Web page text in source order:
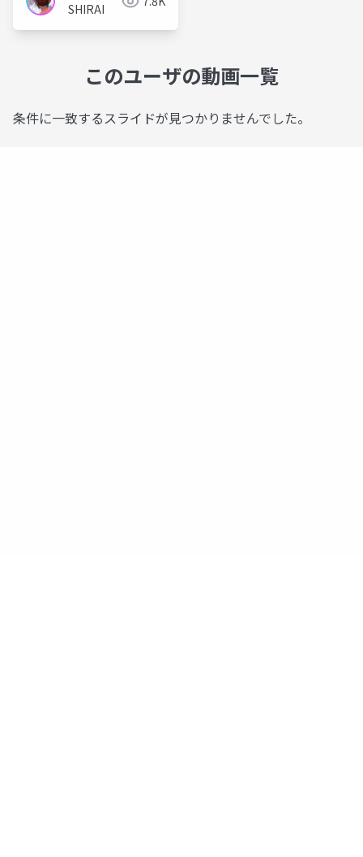
SHIRAI
このユーザの動画一覧
条件に一致するスライドが見つかりませんでした。